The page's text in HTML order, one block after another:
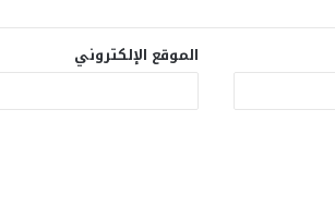
الموقع الإلكتروني